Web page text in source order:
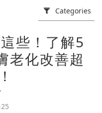
Categories
些！了解5
老化改善超